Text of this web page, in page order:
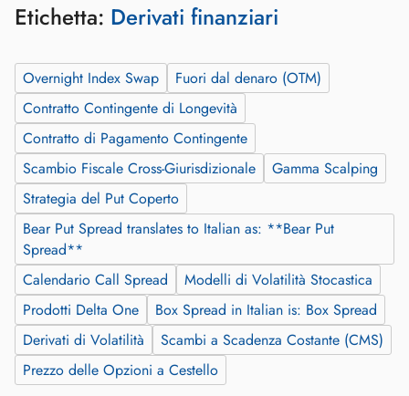
Etichetta: Derivati finanziari
Overnight Index Swap
Fuori dal denaro (OTM)
Contratto Contingente di Longevità
Contratto di Pagamento Contingente
Scambio Fiscale Cross-Giurisdizionale
Gamma Scalping
Strategia del Put Coperto
Bear Put Spread translates to Italian as: **Bear Put
Spread**
Calendario Call Spread
Modelli di Volatilità Stocastica
Prodotti Delta One
Box Spread in Italian is: Box Spread
Derivati di Volatilità
Scambi a Scadenza Costante (CMS)
Prezzo delle Opzioni a Cestello